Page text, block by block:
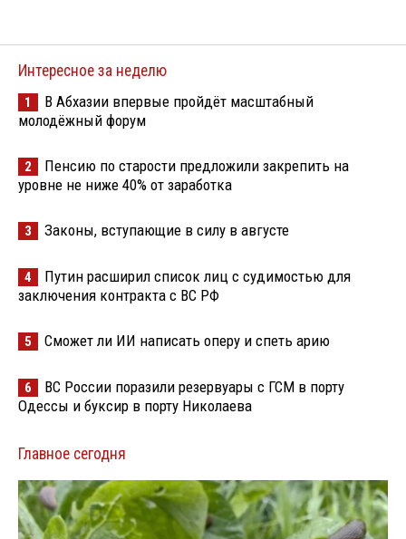
Интересное за неделю
1
В Абхазии впервые пройдёт масштабный
молодёжный форум
2
Пенсию по старости предложили закрепить на
уровне не ниже 40% от заработка
3 Законы, вступающие в силу в августе
4
Путин расширил список лиц с судимостью для
заключения контракта с ВС РФ
5 Сможет ли ИИ написать оперу и спеть арию
6
ВС России поразили резервуары с ГСМ в порту
Одессы и буксир в порту Николаева
Главное сегодня